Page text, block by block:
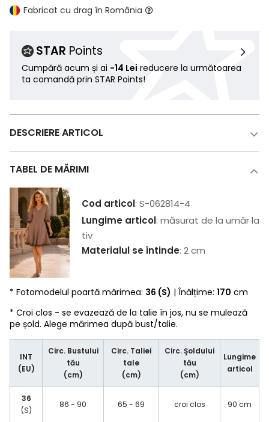
Fabricat cu drag în România
STAR Points
Cumpără acum și ai -14 Lei reducere la următoarea
ta comandă prin STAR Points!
DESCRIERE ARTICOL
TABEL DE MĂRIMI
Cod articol: S-062814-4
Lungime articol: măsurat de la umăr la
tiv
Materialul se întinde: 2 cm
* Fotomodelul poartă mărimea: 36 (S) | Înălțime: 170 cm
* Croi clos - se evazează de la talie în jos, nu se mulează
pe șold. Alege mărimea după bust/talie.
INT
(EU)
Circ. Bustului
tău
(cm)
Circ. Taliei
tale
(cm)
Circ. Şoldului
tău
(cm)
Lungime
articol
36
(S)
86 - 90 65 - 69 croi clos 90 cm